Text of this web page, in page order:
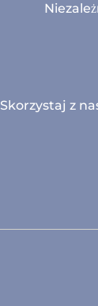
Skorzystaj z